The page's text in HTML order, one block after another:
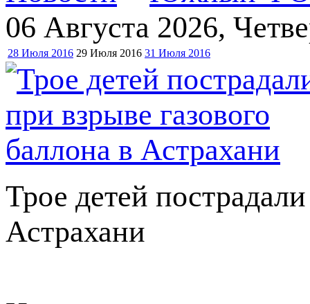
06 Августа 2026,
28 Июля 2016 29 Июля 2016 31 Июля 2016
Трое детей
Астрахани